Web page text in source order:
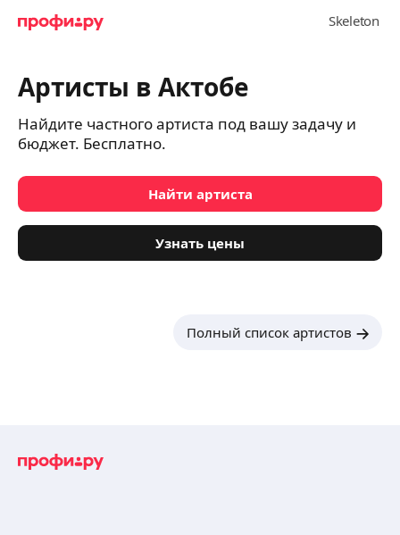
Артисты в Актобе
Найдите частного артиста под вашу задачу и
бюджет. Бесплатно.
Найти артиста
Узнать цены
Полный список артистов